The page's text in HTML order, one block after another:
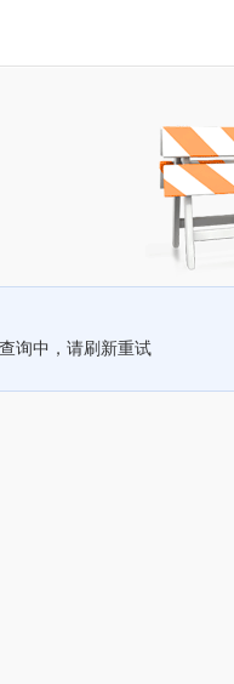
询中，请刷新重试